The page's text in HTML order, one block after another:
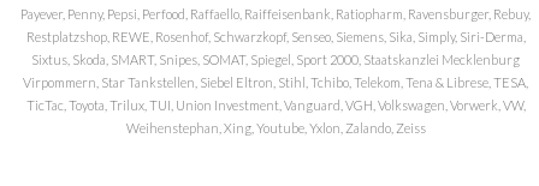
Payever, Penny, Pepsi, Perfood, Raffaello, Raiffeisenbank, Ratiopharm, Ravensburger, Rebuy,
Restplatzshop, REWE, Rosenhof, Schwarzkopf, Senseo, Siemens, Sika, Simply, Siri-Derma,
Sixtus, Skoda, SMART, Snipes, SOMAT, Spiegel, Sport 2000, Staatskanzlei Mecklenburg
Virpommern, Star Tankstellen, Siebel Eltron, Stihl, Tchibo, Telekom, Tena & Librese, TESA,
TicTac, Toyota, Trilux, TUI, Union Investment, Vanguard, VGH, Volkswagen, Vorwerk, VW,
Weihenstephan, Xing, Youtube, Yxlon, Zalando, Zeiss